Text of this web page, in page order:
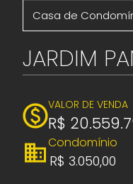
Casa de
JARDIM
VALOR DE VENDA
R$
Condomínio
R$ 3.050,00